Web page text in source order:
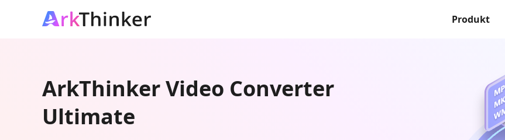
Produkt
ArkThinker Video Converter
Ultimate